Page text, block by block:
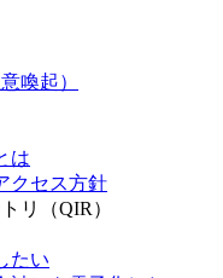
喚起）
セス方針
リ（QIR）
い
）を電子化したい
て知りたい